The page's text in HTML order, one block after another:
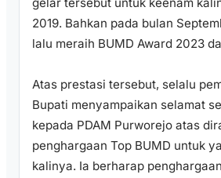
2019. Bahkan pada bulan
lalu meraih BUMD Award 2023
Atas prestasi tersebut, selalu
Bupati menyampaikan selamat
kepada PDAM Purworejo atas
penghargaan Top BUMD untuk
kalinya. Ia berharap